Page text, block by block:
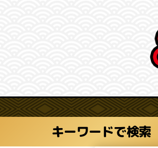
キーワードで検索